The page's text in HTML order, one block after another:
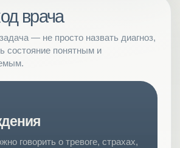
врача
— не просто назвать диагноз,
состояние понятным и
говорить о тревоге, страхах,